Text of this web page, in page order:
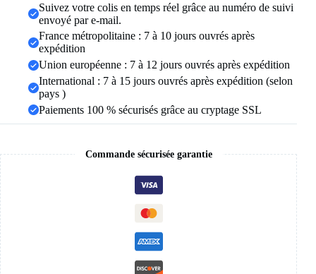
alliance,
Suivez votre colis en temps réel grâce au numéro de suivi
envoyé par e-mail.
France métropolitaine : 7 à 10 jours ouvrés après
expédition
Union européenne : 7 à 12 jours ouvrés après expédition
International : 7 à 15 jours ouvrés après expédition (selon
pays )
Paiements 100 % sécurisés grâce au cryptage SSL
Commande sécurisée garantie